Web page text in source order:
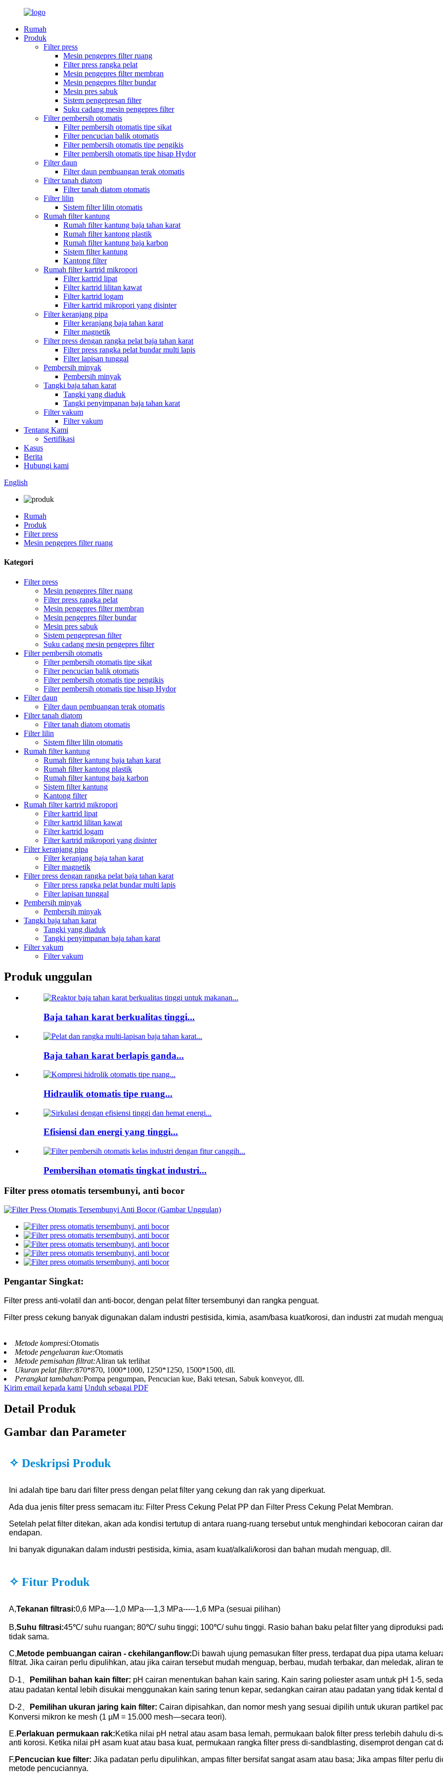
Rumah
Produk
Filter press
Mesin pengepres filter ruang
Filter press rangka pelat
Mesin pengepres filter membran
Mesin pengepres filter bundar
Mesin pres sabuk
Sistem pengepresan filter
Suku cadang mesin pengepres filter
Filter pembersih otomatis
Filter pembersih otomatis tipe sikat
Filter pencucian balik otomatis
Filter pembersih otomatis tipe pengikis
Filter pembersih otomatis tipe hisap Hydor
Filter daun
Filter daun pembuangan terak otomatis
Filter tanah diatom
Filter tanah diatom otomatis
Filter lilin
Sistem filter lilin otomatis
Rumah filter kantung
Rumah filter kantung baja tahan karat
Rumah filter kantong plastik
Rumah filter kantung baja karbon
Sistem filter kantung
Kantong filter
Rumah filter kartrid mikropori
Filter kartrid lipat
Filter kartrid lilitan kawat
Filter kartrid logam
Filter kartrid mikropori yang disinter
Filter keranjang pipa
Filter keranjang baja tahan karat
Filter magnetik
Filter press dengan rangka pelat baja tahan karat
Filter press rangka pelat bundar multi lapis
Filter lapisan tunggal
Pembersih minyak
Pembersih minyak
Tangki baja tahan karat
Tangki yang diaduk
Tangki penyimpanan baja tahan karat
Filter vakum
Filter vakum
Tentang Kami
Sertifikasi
Kasus
Berita
Hubungi kami
English
Rumah
Produk
Filter press
Mesin pengepres filter ruang
Kategori
Filter press
Mesin pengepres filter ruang
Filter press rangka pelat
Mesin pengepres filter membran
Mesin pengepres filter bundar
Mesin pres sabuk
Sistem pengepresan filter
Suku cadang mesin pengepres filter
Filter pembersih otomatis
Filter pembersih otomatis tipe sikat
Filter pencucian balik otomatis
Filter pembersih otomatis tipe pengikis
Filter pembersih otomatis tipe hisap Hydor
Filter daun
Filter daun pembuangan terak otomatis
Filter tanah diatom
Filter tanah diatom otomatis
Filter lilin
Sistem filter lilin otomatis
Rumah filter kantung
Rumah filter kantung baja tahan karat
Rumah filter kantong plastik
Rumah filter kantung baja karbon
Sistem filter kantung
Kantong filter
Rumah filter kartrid mikropori
Filter kartrid lipat
Filter kartrid lilitan kawat
Filter kartrid logam
Filter kartrid mikropori yang disinter
Filter keranjang pipa
Filter keranjang baja tahan karat
Filter magnetik
Filter press dengan rangka pelat baja tahan karat
Filter press rangka pelat bundar multi lapis
Filter lapisan tunggal
Pembersih minyak
Pembersih minyak
Tangki baja tahan karat
Tangki yang diaduk
Tangki penyimpanan baja tahan karat
Filter vakum
Filter vakum
Produk unggulan
Baja tahan karat berkualitas tinggi...
Baja tahan karat berlapis ganda...
Hidraulik otomatis tipe ruang...
Efisiensi dan energi yang tinggi...
Pembersihan otomatis tingkat industri...
Filter press otomatis tersembunyi, anti bocor
Pengantar Singkat:
Filter press anti-volatil dan anti-bocor, dengan pelat filter tersembunyi dan rangka penguat.
Filter press cekung banyak digunakan dalam industri pestisida, kimia, asam/basa kuat/korosi, dan industri zat mudah
Metode kompresi:Otomatis
Metode pengeluaran kue:Otomatis
Metode pemisahan filtrat:Aliran tak terlihat
Ukuran pelat filter:870*870, 1000*1000, 1250*1250, 1500*1500, dll.
Perangkat tambahan:Pompa pengumpan, Pencucian kue, Baki tetesan, Sabuk konveyor, dll.
Kirim email kepada kami Unduh sebagai PDF
Detail Produk
Gambar dan Parameter
✧ Deskripsi Produk
Ini adalah tipe baru dari filter press dengan pelat filter yang cekung dan rak yang diperkuat.
Ada dua jenis filter press semacam itu: Filter Press Cekung Pelat PP dan Filter Press Cekung Pelat Membran.
Setelah pelat filter ditekan, akan ada kondisi tertutup di antara ruang-ruang tersebut untuk menghindari kebocoran cairan
endapan.
Ini banyak digunakan dalam industri pestisida, kimia, asam kuat/alkali/korosi dan bahan mudah menguap, dll.
✧ Fitur Produk
A,Tekanan filtrasi:0,6 MPa----1,0 MPa----1,3 MPa-----1,6 MPa (sesuai pilihan)
B,Suhu filtrasi:45℃/ suhu ruangan; 80℃/ suhu tinggi; 100℃/ suhu tinggi. Rasio bahan baku pelat filter yang diproduksi
tidak sama.
C, Metode pembuangan cairan - ckehilanganflow:Di bawah ujung pemasukan filter press, terdapat dua pipa utama
filtrat. Jika cairan perlu dipulihkan, atau jika cairan tersebut mudah menguap, berbau, mudah terbakar, dan meledak, aliran
D-1、 Pemilihan bahan kain filter: pH cairan menentukan bahan kain saring. Kain saring poliester asam untuk pH 1-5,
atau padatan kental lebih disukai menggunakan kain saring tenun kepar, sedangkan cairan atau padatan yang tidak kental
D-2、 Pemilihan ukuran jaring kain filter: Cairan dipisahkan, dan nomor mesh yang sesuai dipilih untuk ukuran partikel
Konversi mikron ke mesh (1 µM = 15.000 mesh—secara teori).
E. Perlakuan permukaan rak:Ketika nilai pH netral atau asam basa lemah, permukaan balok filter press terlebih dahulu
anti korosi. Ketika nilai pH asam kuat atau basa kuat, permukaan rangka filter press di-sandblasting, disemprot dengan cat
F, Pencucian kue filter: Jika padatan perlu dipulihkan, ampas filter bersifat sangat asam atau basa; Jika ampas filter perlu
metode pencuciannya.